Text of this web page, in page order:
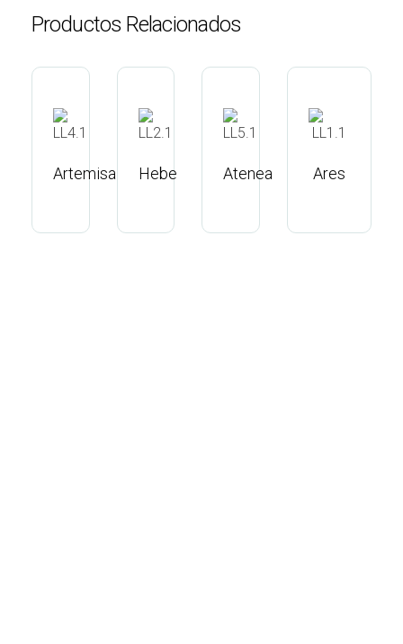
Productos Relacionados
Artemisa Hebe Atenea Ares